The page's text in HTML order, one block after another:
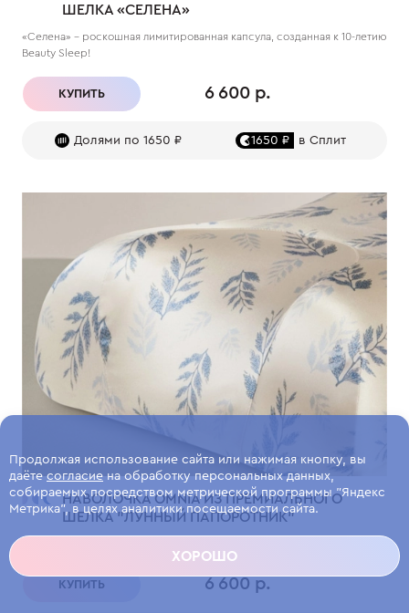
ШЕЛКА «СЕЛЕНА»
«Селена» – роскошная лимитированная капсула, созданная к 10-летию
Beauty Sleep!
КУПИТЬ 6 600 р.
Долями по 1650 ₽ 1650 ₽ в Сплит
НАВОЛОЧКА OMNIA ИЗ ПРЕМИАЛЬНОГО
ШЕЛКА "ЛУННЫЙ ПАПОРОТНИК"
КУПИТЬ 6 600 р.
Продолжая использование сайта или нажимая кнопку, вы
даёте согласие на обработку персональных данных,
собираемых посредством метрической программы "Яндекс
Метрика", в целях аналитики посещаемости сайта.
ХОРОШО